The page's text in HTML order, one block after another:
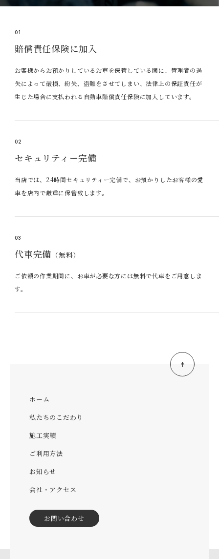
01
賠償責任保険に加入
お客様からお預かりしているお車を保管している間に、管理者の過
失によって破損、紛失、盗難をさせてしまい、法律上の保証責任が
生じた場合に支払われる自動車賠償責任保険に加入しています。
02
セキュリティー完備
当店では、24時間セキュリティー完備で、お預かりしたお客様の愛
車を店内で厳重に保管致します。
03
代車完備 （無料）
ご依頼の作業期間に、お車が必要な方には無料で代車をご用意しま
す。
ホーム
私たちのこだわり
施工実績
ご利用方法
お知らせ
会社・アクセス
お問い合わせ